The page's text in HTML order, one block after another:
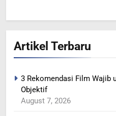
Artikel Terbaru
3 Rekomendasi Film Wajib
Objektif
August 7, 2026
364